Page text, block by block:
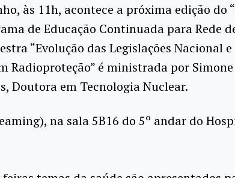
às 11h, acontece a próxima edição do
de Educação Continuada para Rede
“Evolução das Legislações Nacional e
Radioproteção” é ministrada por Simone
Doutora em Tecnologia Nuclear.
na sala 5B16 do 5º andar do